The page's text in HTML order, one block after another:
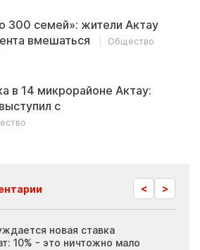
300 семей»: жители Актау
вмешаться
Общество
в 14 микрорайоне Актау:
с
< >
новая ставка
10% - это ничтожно мало